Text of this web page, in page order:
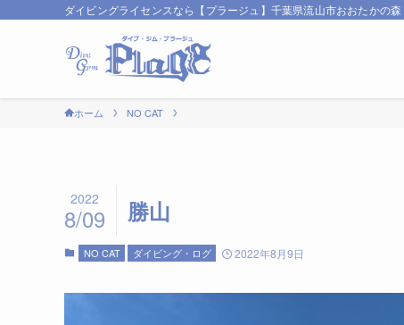
ダイビングライセンスなら【プラージュ】千葉県流山市おおたかの森
ホーム NO CAT
勝山
2022
8/09
NO CAT ダイビング・ログ 2022年8月9日